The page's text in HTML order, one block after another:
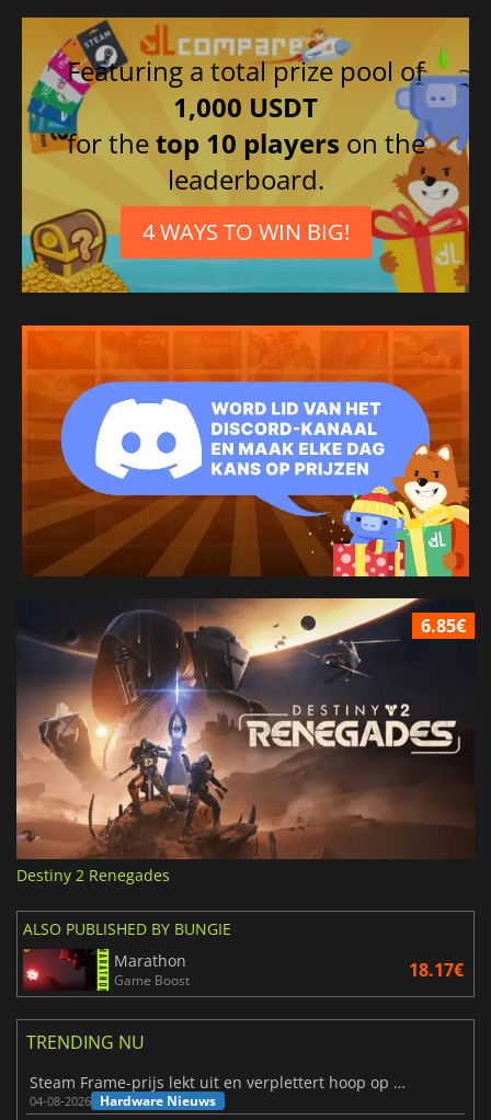
Featuring a total prize pool of
1,000 USDT
for thetop 10 players on the
leaderboard.
4 WAYS TO WIN BIG!
6.85€
Destiny 2 Renegades
ALSO PUBLISHED BY BUNGIE
Marathon
Game Boost 18.17€
TRENDING NU
Steam Frame-prijs lekt uit en verplettert hoop op betaalbare VR
04-08-2026 Hardware Nieuws